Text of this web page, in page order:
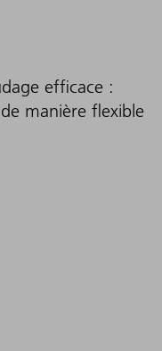
efficace :
manière flexible